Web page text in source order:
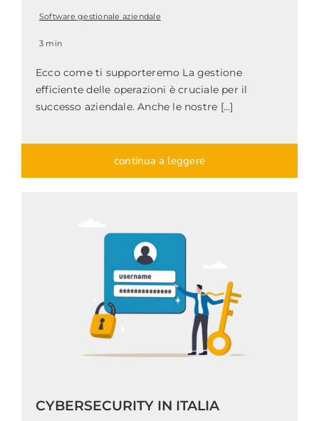
Software gestionale aziendale
3 min
Ecco come ti supporteremo La gestione
efficiente delle operazioni è cruciale per il
successo aziendale. Anche le nostre [...]
continua a leggere
CYBERSECURITY IN ITALIA